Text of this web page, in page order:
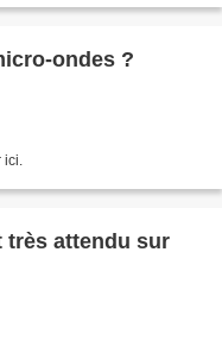
ondes ?
ici.
très attendu sur